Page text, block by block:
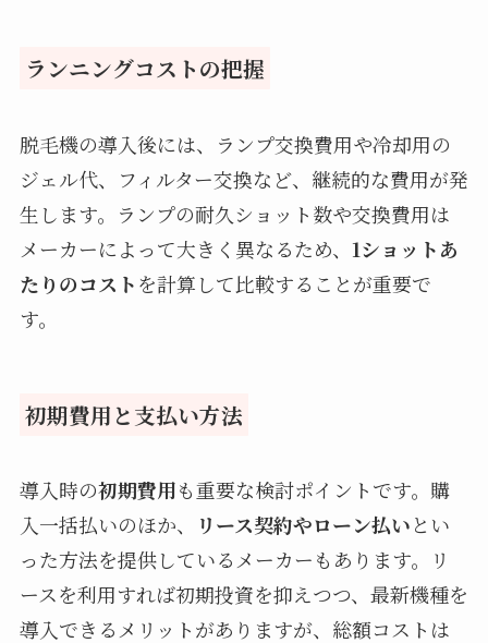
ランニングコストの把握
脱毛機の導入後には、ランプ交換費用や冷却用の
ジェル代、フィルター交換など、継続的な費用が発
生します。ランプの耐久ショット数や交換費用は
メーカーによって大きく異なるため、 1ショットあ
たりのコストを計算して比較することが重要で
す。
初期費用と支払い方法
導入時の初期費用も重要な検討ポイントです。購
入一括払いのほか、
リース契約やローン払いとい
った方法を提供しているメーカーもあります。リ
ースを利用すれば初期投資を抑えつつ、最新機種を
導入できるメリットがありますが、総額コストは